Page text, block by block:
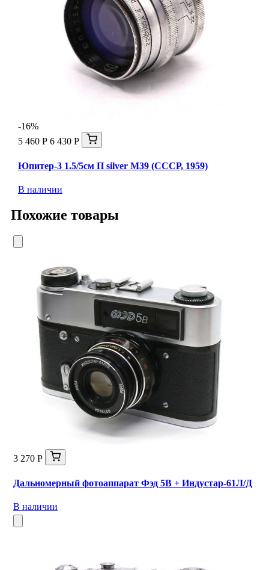
-16%
5 460 Р 6 430 Р
Юпитер-3 1.5/5см П silver М39 (СССР, 1959)
В наличии
Похожие товары
3 270 Р
Дальномерный фотоаппарат Фэд 5В + Индустар-61Л/Д
В наличии